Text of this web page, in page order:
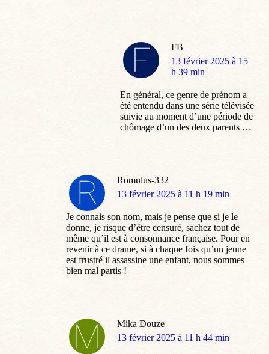
FB
dit
:
13 février 2025 à 15
h 39 min
En général, ce genre de prénom a
été entendu dans une série télévisée
suivie au moment d’une période de
chômage d’un des deux parents …
Romulus-332
dit
13 février 2025 à 11 h 19 min
Je connais son nom, mais je pense que si je le
donne, je risque d’être censuré, sachez tout de
même qu’il est à consonnance française. Pour en
revenir à ce drame, si à chaque fois qu’un jeune
est frustré il assassine une enfant, nous sommes
bien mal partis !
Mika Douze
dit
13 février 2025 à 11 h 44 min